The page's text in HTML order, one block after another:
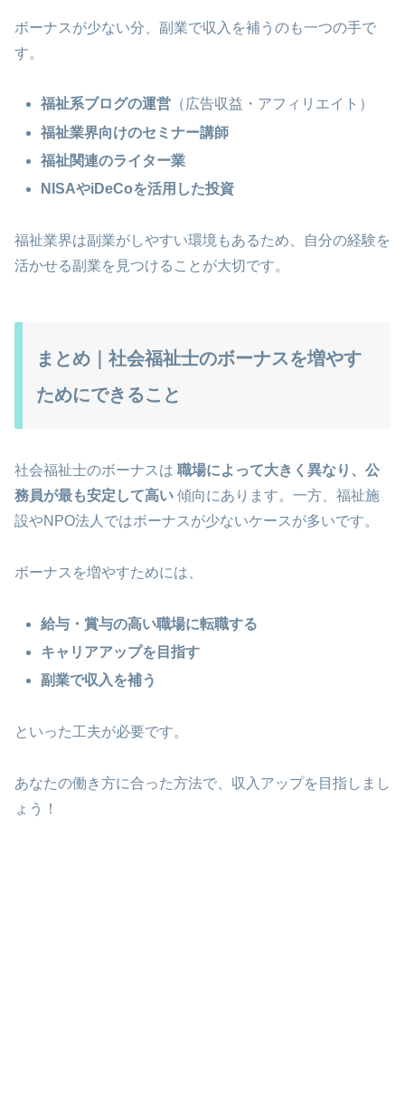
ボーナスが少ない分、副業で収入を補うのも一つの手で
す。
福祉系ブログの運営 （広告収益・アフィリエイト）
福祉業界向けのセミナー講師
福祉関連のライター業
NISAやiDeCoを活用した投資
福祉業界は副業がしやすい環境もあるため、自分の経験を
活かせる副業を見つけることが大切です。
まとめ｜社会福祉士のボーナスを増やす
ためにできること
社会福祉士のボーナスは 職場によって大きく異なり、公
務員が最も安定して高い 傾向にあります。一方、福祉施
設やNPO法人ではボーナスが少ないケースが多いです。
ボーナスを増やすためには、
給与・賞与の高い職場に転職する
キャリアアップを目指す
副業で収入を補う
といった工夫が必要です。
あなたの働き方に合った方法で、収入アップを目指しまし
ょう！